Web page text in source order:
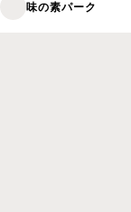
味の素パーク